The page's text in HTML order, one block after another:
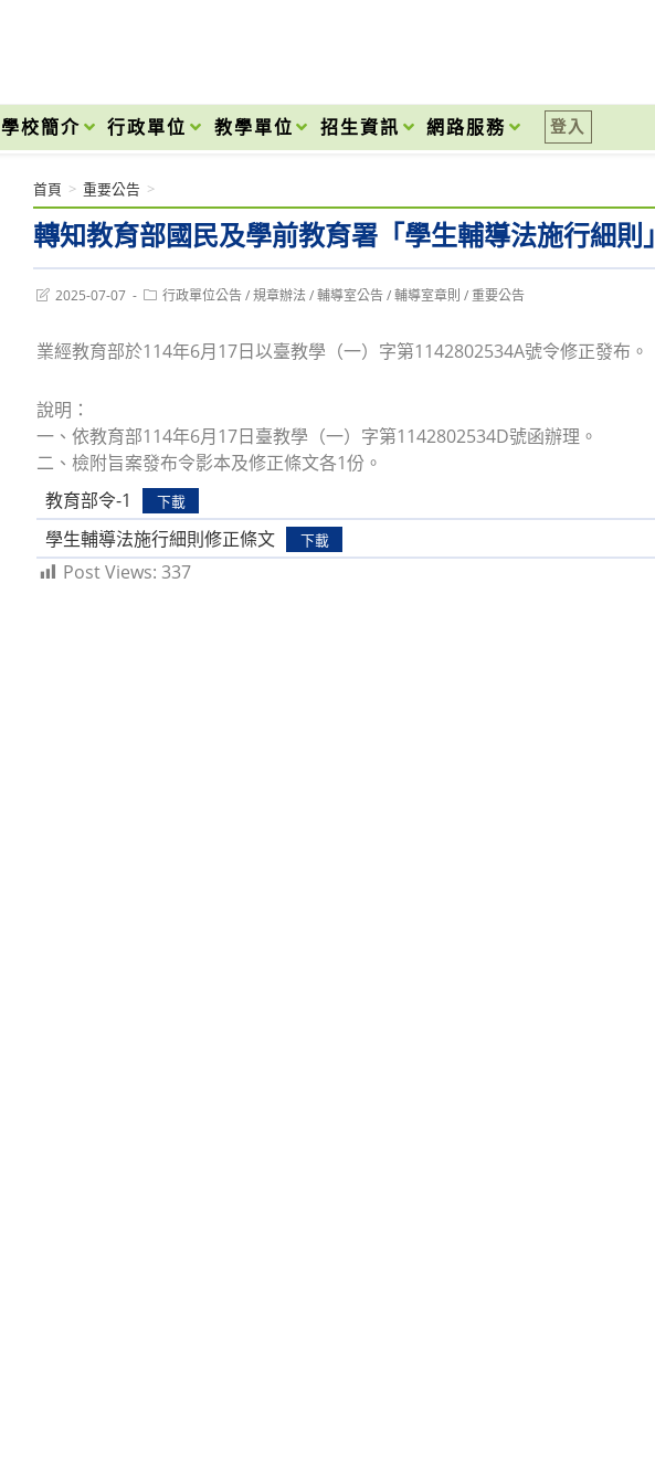
學校簡介 行政單位 教學單位 招生資訊 網路服務 登入
轉知教育部國民及學前教育署「學生輔導法施行細則」
首頁 > 重要公告 >
Post2025-07-07
Post行政單位公告 / 規章辦法 / 輔導室公告 / 輔導室章則 / 重要公告
業經教育部於114年6月17日以臺教學（一）字第1142802534A號令修正發布。
說明：
一、依教育部114年6月17日臺教學（一）字第1142802534D號函辦理。
二、檢附旨案發布令影本及修正條文各1份。
教育部令-1
下載
學生輔導法施行細則修正條文 下載
Post Views: 337